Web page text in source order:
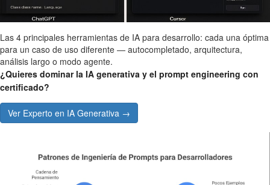
Las 4 principales herramientas de IA para desarrollo: cada una óptima
para un caso de uso diferente — autocompletado, arquitectura,
análisis largo o modo agente.
¿Quieres dominar la IA generativa y el prompt engineering con
certificado?
Ver Experto en IA Generativa →